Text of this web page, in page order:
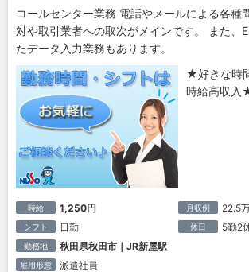
コールセンター業務 電話やメールによる各種
対や取引業者への取次がメインです。 また、
たデータ入力業務もあります。
★好きな時
時給高収入
時給 1,250円 月収例 22.5
シフト 日勤 休日 5勤2
勤務地 秋田県秋田市｜JR新屋駅
雇用形態 派遣社員